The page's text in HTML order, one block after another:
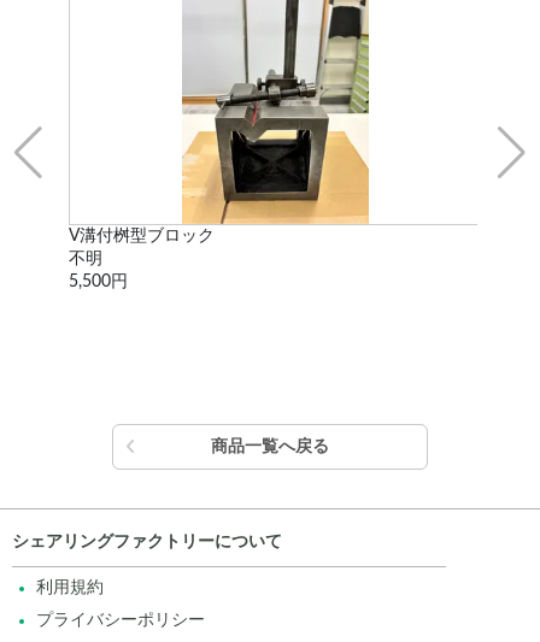
V溝付桝型ブロック
不明
5,500円
商品一覧へ戻る
シェアリングファクトリーについて
利用規約
プライバシーポリシー